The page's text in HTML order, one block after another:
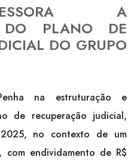
A
DO PLANO DE
DO GRUPO
na estruturação e
de recuperação judicial,
no contexto de um
com endividamento de R$